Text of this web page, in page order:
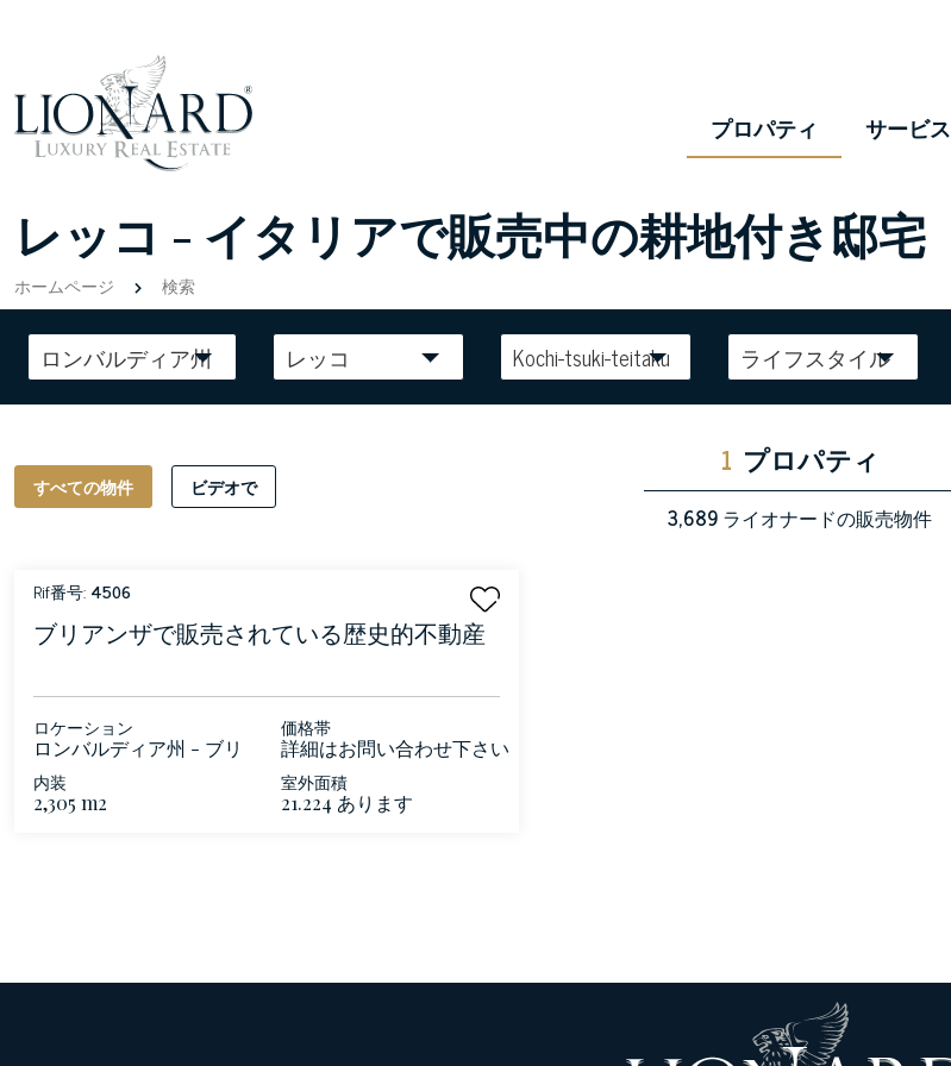
プロパティ サービス
レッコ - イタリアで販売中の耕地付き邸宅
ホームページ 検索
ロンバルディア州 レッコ Kochi-tsuki-teitaku ライフスタイル
すべての物件 ビデオで
1 プロパティ
3,689ライオナードの販売物件
Rif番号: 4506
ブリアンザで販売されている歴史的不動産
ロケーション
ロンバルディア州 - ブリ
アンザ
価格帯
詳細はお問い合わせ下さい
内装
2,305 m2
室外面積
21.224 あります